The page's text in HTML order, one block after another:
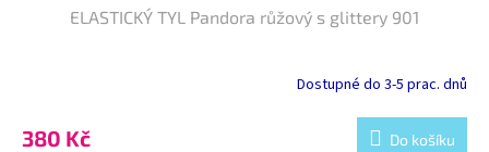
ELASTICKÝ TYL Pandora růžový s glittery 901
Dostupné do 3-5 prac. dnů
380 Kč Do košíku